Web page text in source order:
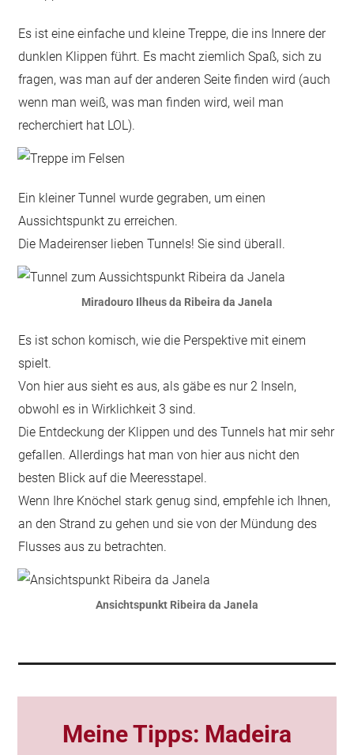
Es ist eine einfache und kleine Treppe, die ins Innere der
dunklen Klippen führt. Es macht ziemlich Spaß, sich zu
fragen, was man auf der anderen Seite finden wird (auch
wenn man weiß, was man finden wird, weil man
recherchiert hat LOL).
Ein kleiner Tunnel wurde gegraben, um einen
Aussichtspunkt zu erreichen.
Die Madeirenser lieben Tunnels! Sie sind überall.
Miradouro Ilheus da Ribeira da Janela
Es ist schon komisch, wie die Perspektive mit einem
spielt.
Von hier aus sieht es aus, als gäbe es nur 2 Inseln,
obwohl es in Wirklichkeit 3 sind.
Die Entdeckung der Klippen und des Tunnels hat mir sehr
gefallen. Allerdings hat man von hier aus nicht den
besten Blick auf die Meeresstapel.
Wenn Ihre Knöchel stark genug sind, empfehle ich Ihnen,
an den Strand zu gehen und sie von der Mündung des
Flusses aus zu betrachten.
Ansichtspunkt Ribeira da Janela
Meine Tipps: Madeira